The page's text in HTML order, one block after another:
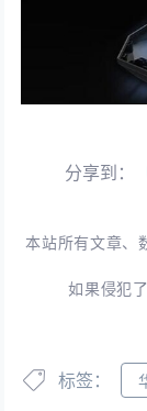
分享到：
本站所有文章、
如果侵犯
标签：